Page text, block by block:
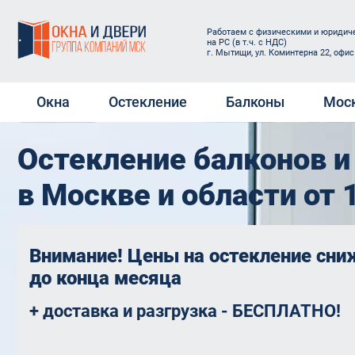
Работаем с физическими и
на РС (в т.ч. с НДС)
г. Мытищи, ул. Коминтерна 22,
Окна
Окна ПВХ
Пластиковые окна на дачу
Окна ПВХ в квартиру
Деревянные окна
Раздвижные окна
Мансардные окна
Окна
купить
Rehau
Остекление
Остекление веранды
Остекление загородного
дома
Остекление коттеджей
Остекление магазинов
Остекление открытого
балкона
Остекление офисов
Балконы
Холодное
балконов и
Теплое
под ключ
Балконные двери
Остекление балконов
в Москве и области от
Внимание! Цены на остекление
до конца месяца
+ доставка и разгрузка - БЕСПЛАТНО!